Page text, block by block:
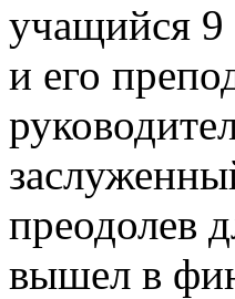
учащийся 9
и его
преодолев
вышел в